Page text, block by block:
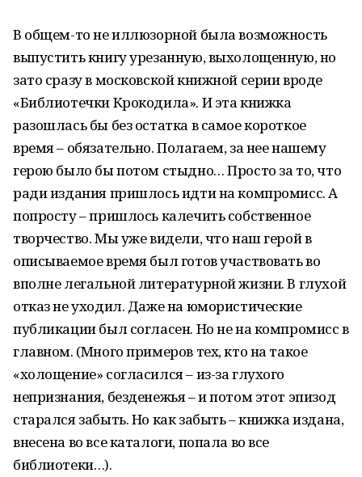
В общем-то не иллюзорной была возможность
выпустить книгу урезанную, выхолощенную, но
зато сразу в московской книжной серии вроде
«Библиотечки Крокодила». И эта книжка
разошлась бы без остатка в самое короткое
время – обязательно. Полагаем, за нее нашему
герою было бы потом стыдно… Просто за то, что
ради издания пришлось идти на компромисс. А
попросту – пришлось калечить собственное
творчество. Мы уже видели, что наш герой в
описываемое время был готов участвовать во
вполне легальной литературной жизни. В глухой
отказ не уходил. Даже на юмористические
публикации был согласен. Но не на компромисс в
главном. (Много примеров тех, кто на такое
«холощение» согласился – из-за глухого
непризнания, безденежья – и потом этот эпизод
старался забыть. Но как забыть – книжка издана,
внесена во все каталоги, попала во все
библиотеки…).